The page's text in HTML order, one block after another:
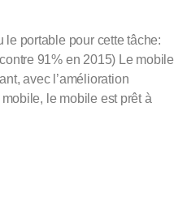
le portable pour cette tâche:
91% en 2015) Le mobile
avec l’amélioration
le mobile est prêt à